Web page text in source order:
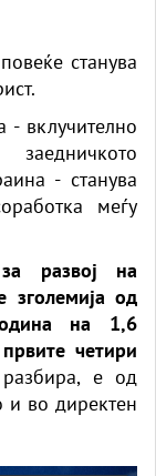
станува
- вклучително
- станува
меѓу
развој на
зголемија од
на 1,6
четири
е од
и во директен